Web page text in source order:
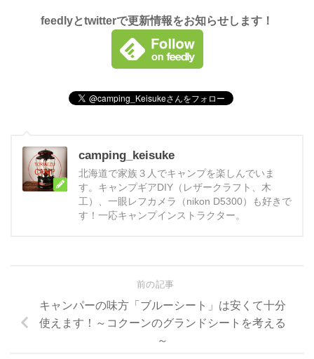
feedlyとtwitterで更新情報をお知らせします！
camping_keisuke
北海道で家族３人でキャンプを楽しんでいま
す。キャンプギアDIY（レザークラフト、木
工）、一眼レフカメラ（nikon D5300）も好きで
す！一応キャンプインストラクター。
前の記事
キャンパーの味方「ブルーシート」は安くて十分
使えます！～コクーンのグランドシートを考える
～